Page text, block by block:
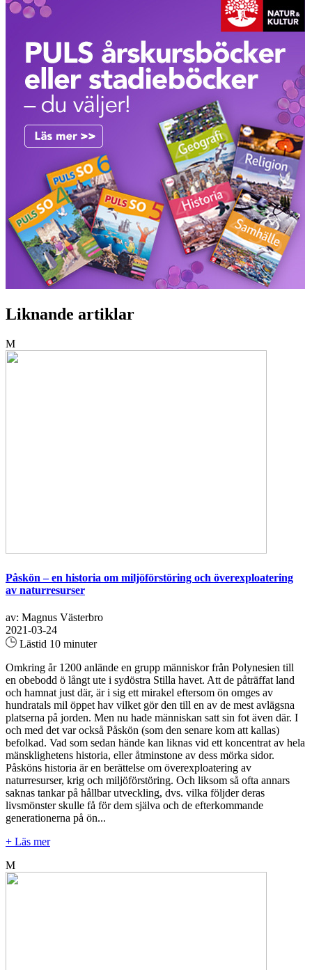
Liknande artiklar
M
Påskön – en historia om miljöförstöring och överexploatering
av naturresurser
av: Magnus Västerbro
2021-03-24
Lästid 10 minuter
Omkring år 1200 anlände en grupp människor från Polynesien till
en obebodd ö långt ute i sydöstra Stilla havet. Att de påträffat land
och hamnat just där, är i sig ett mirakel eftersom ön omges av
hundratals mil öppet hav vilket gör den till en av de mest avlägsna
platserna på jorden. Men nu hade människan satt sin fot även där. I
och med det var också Påskön (som den senare kom att kallas)
befolkad. Vad som sedan hände kan liknas vid ett koncentrat av hela
mänsklighetens historia, eller åtminstone av dess mörka sidor.
Påsköns historia är en berättelse om överexploatering av
naturresurser, krig och miljöförstöring. Och liksom så ofta annars
saknas tankar på hållbar utveckling, dvs. vilka följder deras
livsmönster skulle få för dem själva och de efterkommande
generationerna på ön...
+ Läs mer
M